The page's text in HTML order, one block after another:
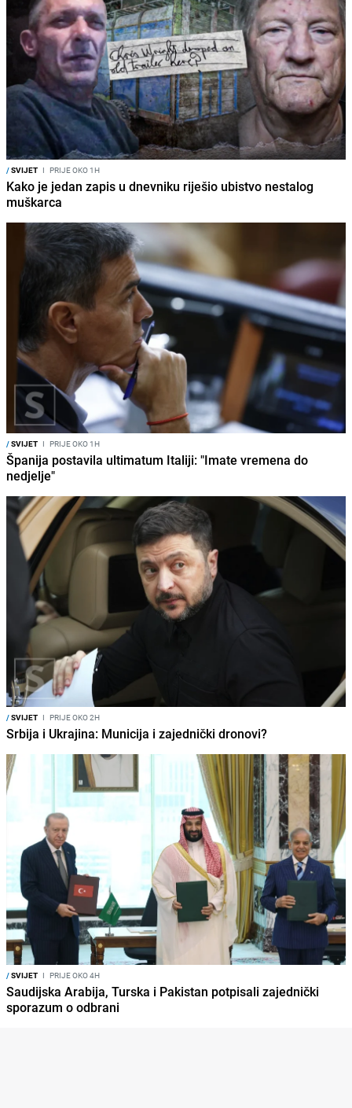
/SVIJET I PRIJE OKO 1H
Kako je jedan zapis u dnevniku riješio ubistvo nestalog
muškarca
/SVIJET I PRIJE OKO 1H
Španija postavila ultimatum Italiji: "Imate vremena do
nedjelje"
/SVIJET I PRIJE OKO 2H
Srbija i Ukrajina: Municija i zajednički dronovi?
/SVIJET I PRIJE OKO 4H
Saudijska Arabija, Turska i Pakistan potpisali zajednički
sporazum o odbrani